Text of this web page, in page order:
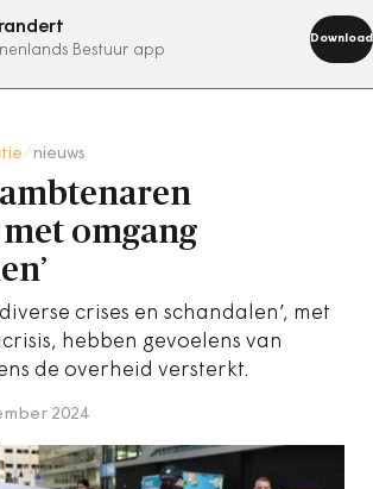
Bestuur app
Download
abonneer nu
nieuws
omgang
crises en schandalen’, met
hebben gevoelens van
de overheid versterkt.
2024